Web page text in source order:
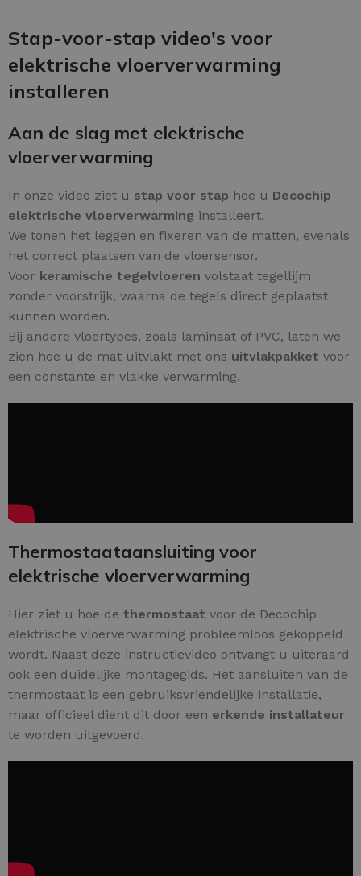
Stap-voor-stap video's voor
elektrische vloerverwarming
installeren
Aan de slag met elektrische
vloerverwarming
In onze video ziet u stap voor stap hoe u Decochip
elektrische vloerverwarming installeert.
We tonen het leggen en fixeren van de matten, evenals
het correct plaatsen van de vloersensor.
Voor keramische tegelvloeren volstaat tegellijm
zonder voorstrijk, waarna de tegels direct geplaatst
kunnen worden.
Bij andere vloertypes, zoals laminaat of PVC, laten we
zien hoe u de mat uitvlakt met ons uitvlakpakket voor
een constante en vlakke verwarming.
Thermostaataansluiting voor
elektrische vloerverwarming
Hier ziet u hoe de thermostaat voor de Decochip
elektrische vloerverwarming probleemloos gekoppeld
wordt. Naast deze instructievideo ontvangt u uiteraard
ook een duidelijke montagegids. Het aansluiten van de
thermostaat is een gebruiksvriendelijke installatie,
maar officieel dient dit door een erkende installateur
te worden uitgevoerd.